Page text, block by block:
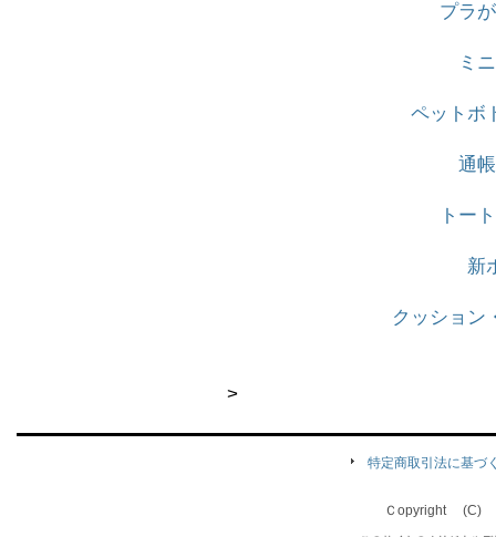
プラ
ミ
ペットボ
通
トー
新
クッション
>
特定商取引法に基づ
Ｃopyright (C)